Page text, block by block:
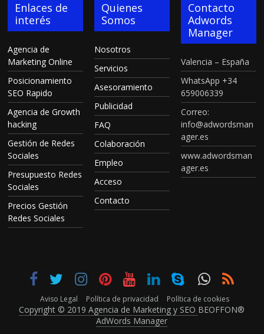
Enlaces de
interés
Agencia de
Marketing Online
Posicionamiento
SEO Rapido
Agencia de Growth
hacking
Gestión de Redes
Sociales
Presupuesto Redes
Sociales
Precios Gestión
Redes Sociales
Quienes
Somos
Nosotros
Servicios
Asesoramiento
Publicidad
FAQ
Colaboración
Empleo
Acceso
Contacto
Contacto
Adwords
Manager
Valencia – España
WhatsApp +34
659006339
Correo:
info@adwordsman
ager.es
www.adwordsman
ager.es
Aviso Legal Política de privacidad Política de cookies
Copyright © 2019 Agencia de Marketing y SEO BEOFFON®
AdWords Manager